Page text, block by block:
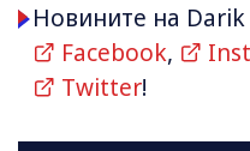
Новините на Darik
Facebook,
Twitter!